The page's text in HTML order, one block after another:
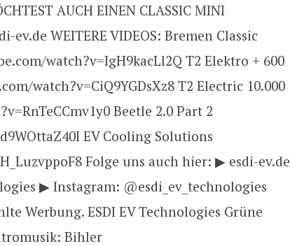
AUCH EINEN CLASSIC MINI
ev.de WEITERE VIDEOS: Bremen Classic
watch?v=IgH9kacLl2Q T2 Elektro + 600
watch?v=CiQ9YGDsXz8 T2 Electric 10.000
Beetle 2.0 Part 2
EV Cooling Solutions
Folge uns auch hier: ▶ esdi-ev.de
▶ Instagram: @esdi_ev_technologies
Werbung. ESDI EV Technologies Grüne
Bihler